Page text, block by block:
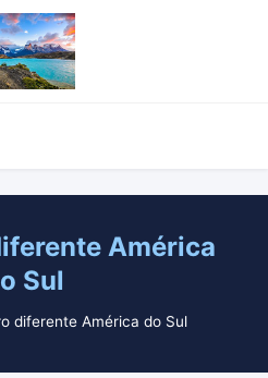
América
Sul
diferente América do Sul